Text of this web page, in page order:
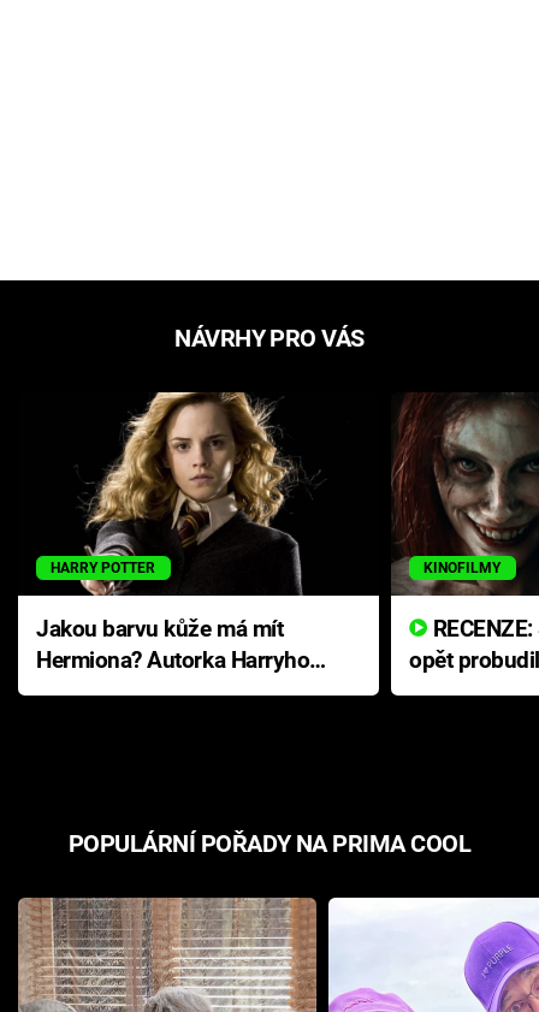
NÁVRHY PRO VÁS
HARRY POTTER
Jakou barvu kůže má mít
Hermiona? Autorka Harryho
Pottera přišla s ráznou
KINOFILMY
opět
přichází s
POPULÁRNÍ POŘADY NA PRIMA COOL